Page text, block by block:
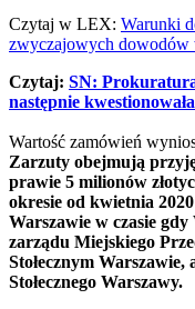
Czytaj w LEX: Warunki
zwyczajowych dowodów
Czytaj: SN: Prokuratura
następnie
Wartość zamówień
Zarzuty obejmują
prawie 5 milionów
okresie od kwietnia
Warszawie w czasie gdy
zarządu Miejskiego
Stołecznym
Stołecznego Warszawy.